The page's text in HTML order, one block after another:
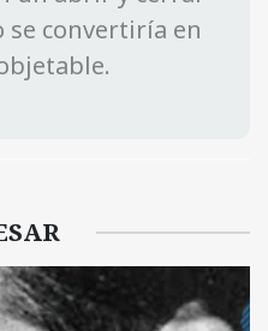
se convertiría en